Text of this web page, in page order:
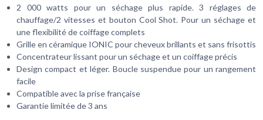
2 000 watts pour un séchage plus rapide. 3 réglages de
chauffage/2 vitesses et bouton Cool Shot. Pour un séchage et
une flexibilité de coiffage complets
Grille en céramique IONIC pour cheveux brillants et sans frisottis
Concentrateur lissant pour un séchage et un coiffage précis
Design compact et léger. Boucle suspendue pour un rangement
facile
Compatible avec la prise française
Garantie limitée de 3 ans